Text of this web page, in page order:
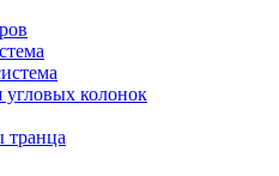
угловых колонок